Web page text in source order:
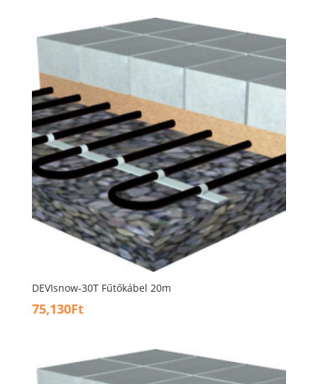
DEVIsnow-30T Fűtőkábel 20m
75,130Ft